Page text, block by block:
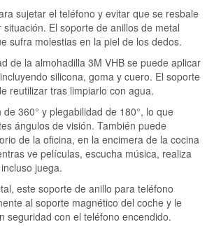
sujetar el teléfono y evitar que se resbale
El soporte de anillos de metal
sufra molestias en la piel de los dedos.
de la almohadilla 3M VHB se puede aplicar
silicona, goma y cuero. El soporte
reutilizar tras limpiarlo con agua.
360° y plegabilidad de 180°, lo que
ángulos de visión. También puede
de la oficina, en la encimera de la cocina
ve películas, escucha música, realiza
juega.
este soporte de anillo para teléfono
al soporte magnético del coche y le
seguridad con el teléfono encendido.